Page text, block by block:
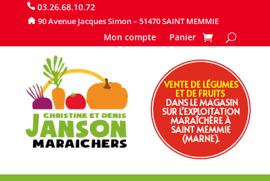
​ 03.26.68.10.72
90 Avenue Jacques Simon – 51470 SAINT MEMMIE
Mon compte Panier
VENTE DE LÉGUMES
ET DE FRUITS
DANS LE MAGASIN
SUR L’EXPLOITATION
MARAÎCHÈRE À
SAINT MEMMIE
(MARNE).